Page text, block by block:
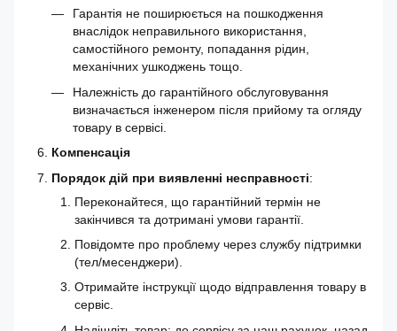
Гарантія не поширюється на пошкодження
внаслідок неправильного використання,
самостійного ремонту, попадання рідин,
механічних ушкоджень тощо.
Належність до гарантійного обслуговування
визначається інженером після прийому та огляду
товару в сервісі.
Компенсація
Порядок дій при виявленні несправності:
Переконайтеся, що гарантійний термін не
закінчився та дотримані умови гарантії.
Повідомте про проблему через службу підтримки
(тел/месенджери).
Отримайте інструкції щодо відправлення товару в
сервіс.